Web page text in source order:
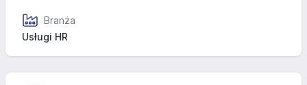
Branża
Usługi HR